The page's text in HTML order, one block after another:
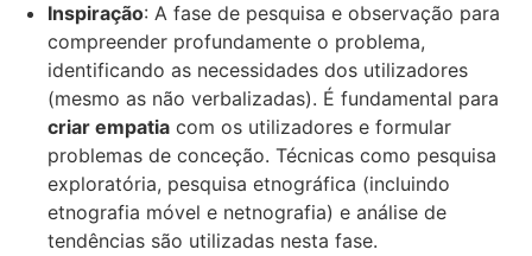
Inspiração: A fase de pesquisa e observação para
compreender profundamente o problema,
identificando as necessidades dos utilizadores
(mesmo as não verbalizadas). É fundamental para
criar empatia com os utilizadores e formular
problemas de conceção. Técnicas como pesquisa
exploratória, pesquisa etnográfica (incluindo
etnografia móvel e netnografia) e análise de
tendências são utilizadas nesta fase.